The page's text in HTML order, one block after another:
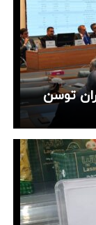
توسن